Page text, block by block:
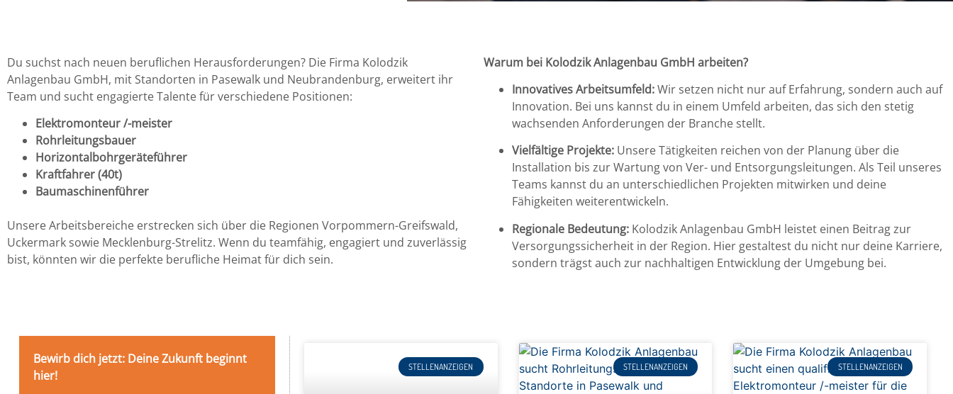
Du suchst nach neuen beruflichen Herausforderungen? Die Firma Kolodzik
Anlagenbau GmbH, mit Standorten in Pasewalk und Neubrandenburg, erweitert ihr
Team und sucht engagierte Talente für verschiedene Positionen:
Elektromonteur /-meister
Rohrleitungsbauer
Horizontalbohrgeräteführer
Kraftfahrer (40t)
Baumaschinenführer
Unsere Arbeitsbereiche erstrecken sich über die Regionen Vorpommern-Greifswald,
Uckermark sowie Mecklenburg-Strelitz. Wenn du teamfähig, engagiert und zuverlässig
bist, könnten wir die perfekte berufliche Heimat für dich sein.
Warum bei Kolodzik Anlagenbau GmbH arbeiten?
Innovatives Arbeitsumfeld:Wir setzen nicht nur auf Erfahrung, sondern auch auf
Innovation. Bei uns kannst du in einem Umfeld arbeiten, das sich den stetig
wachsenden Anforderungen der Branche stellt.
Vielfältige Projekte: Unsere Tätigkeiten reichen von der Planung über die
Installation bis zur Wartung von Ver- und Entsorgungsleitungen. Als Teil unseres
Teams kannst du an unterschiedlichen Projekten mitwirken und deine
Fähigkeiten weiterentwickeln.
Regionale Bedeutung: Kolodzik Anlagenbau GmbH leistet einen Beitrag zur
Versorgungssicherheit in der Region. Hier gestaltest du nicht nur deine Karriere,
sondern trägst auch zur nachhaltigen Entwicklung der Umgebung bei.
Bewirb dich jetzt: Deine Zukunft beginnt
hier!
STELLENANZEIGEN STELLENANZEIGEN STELLENANZEIGEN